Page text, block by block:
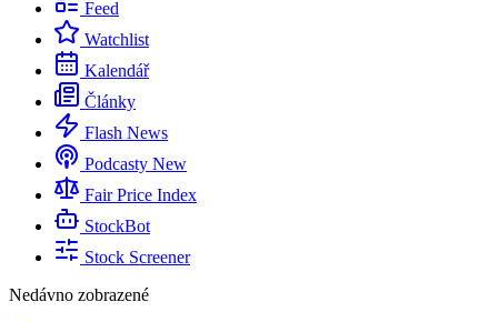
Feed
Watchlist
Kalendář
Články
Flash News
Podcasty New
Fair Price Index
StockBot
Stock Screener
Nedávno zobrazené